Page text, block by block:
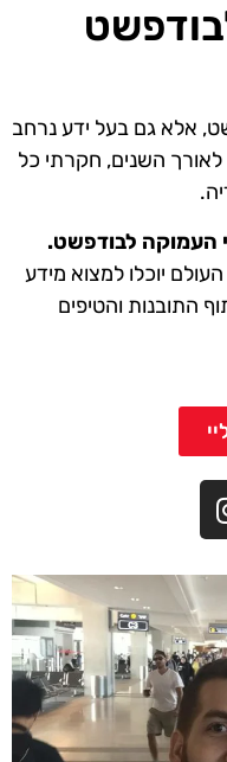
אלא גם בעל ידע נרחב
השנים, חקרתי כל
העמוקה לבודפשט.
יוכלו למצוא מידע
התובנות והטיפים